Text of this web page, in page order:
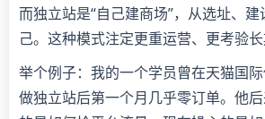
而独立站是“自己建商场”，从选址、
己。这种模式注定更重运营、更考验长
举个例子：我的一个学员曾在天猫国
做独立站后第一个月几乎零订单。他